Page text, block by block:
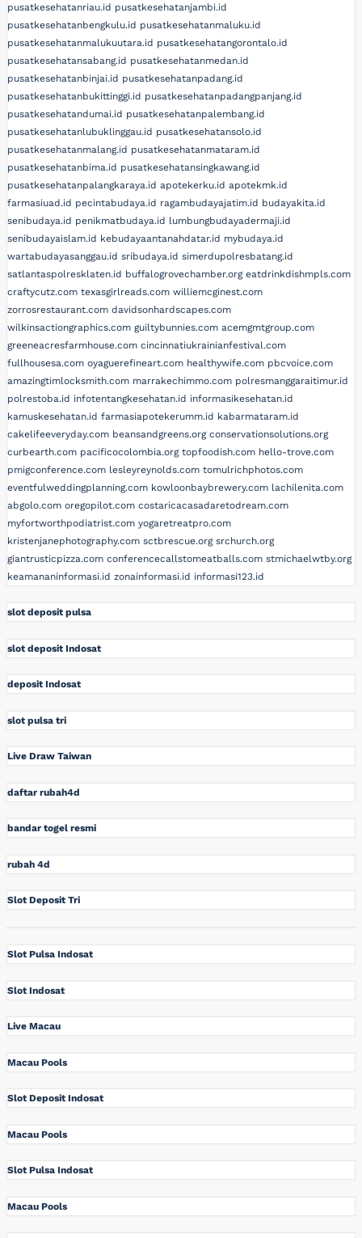
pusatkesehatanriau.id pusatkesehatanjambi.id
pusatkesehatanbengkulu.id pusatkesehatanmaluku.id
pusatkesehatanmalukuutara.id pusatkesehatangorontalo.id
pusatkesehatansabang.id pusatkesehatanmedan.id
pusatkesehatanbinjai.id pusatkesehatanpadang.id
pusatkesehatanbukittinggi.id pusatkesehatanpadangpanjang.id
pusatkesehatandumai.id pusatkesehatanpalembang.id
pusatkesehatanlubuklinggau.id pusatkesehatansolo.id
pusatkesehatanmalang.id pusatkesehatanmataram.id
pusatkesehatanbima.id pusatkesehatansingkawang.id
pusatkesehatanpalangkaraya.id apotekerku.id apotekmk.id
farmasiuad.id pecintabudaya.id ragambudayajatim.id budayakita.id
senibudaya.id penikmatbudaya.id lumbungbudayadermaji.id
senibudayaislam.id kebudayaantanahdatar.id mybudaya.id
wartabudayasanggau.id sribudaya.id simerdupolresbatang.id
satlantaspolresklaten.id buffalogrovechamber.org eatdrinkdishmpls.com
craftycutz.com texasgirlreads.com williemcginest.com
zorrosrestaurant.com davidsonhardscapes.com
wilkinsactiongraphics.com guiltybunnies.com acemgmtgroup.com
greeneacresfarmhouse.com cincinnatiukrainianfestival.com
fullhousesa.com oyaguerefineart.com healthywife.com pbcvoice.com
amazingtimlocksmith.com marrakechimmo.com polresmanggaraitimur.id
polrestoba.id infotentangkesehatan.id informasikesehatan.id
kamuskesehatan.id farmasiapotekerumm.id kabarmataram.id
cakelifeeveryday.com beansandgreens.org conservationsolutions.org
curbearth.com pacificocolombia.org topfoodish.com hello-trove.com
pmigconference.com lesleyreynolds.com tomulrichphotos.com
eventfulweddingplanning.com kowloonbaybrewery.com lachilenita.com
abgolo.com oregopilot.com costaricacasadaretodream.com
myfortworthpodiatrist.com yogaretreatpro.com
kristenjanephotography.com sctbrescue.org srchurch.org
giantrusticpizza.com conferencecallstomeatballs.com stmichaelwtby.org
keamananinformasi.id zonainformasi.id informasi123.id
slot deposit pulsa
slot deposit Indosat
deposit Indosat
slot pulsa tri
Live Draw Taiwan
daftar rubah4d
bandar togel resmi
rubah 4d
Slot Deposit Tri
Slot Pulsa Indosat
Slot Indosat
Live Macau
Macau Pools
Slot Deposit Indosat
Macau Pools
Slot Pulsa Indosat
Macau Pools